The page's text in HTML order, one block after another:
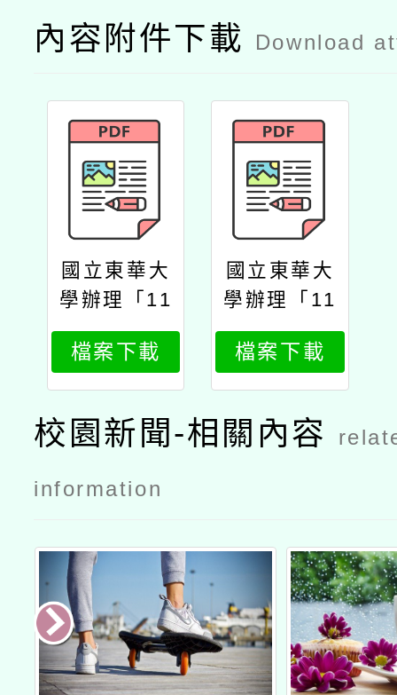
內容附件下載 Download
國立東華大
學辦理「11
5年度十二
年課綱原住
民族教育議
題融入校訂
課程推廣計
畫」之「11
教學設計工
作坊」公文
檔案下載
國立東華大
學辦理「11
5年度十二
年課綱原住
民族教育議
題融入校訂
課程推廣計
教學設計工
作坊」實施
計畫
檔案下載
校園新聞-相關內容
information